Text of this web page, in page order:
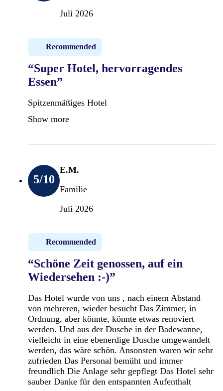
Juli 2026
Recommended
“Super Hotel, hervorragendes
Essen”
Spitzenmäßiges Hotel
Show more
5/10
E.M.
Familie
Juli 2026
Recommended
“Schöne Zeit genossen, auf ein
Wiedersehen :-)”
Das Hotel wurde von uns , nach einem Abstand
von mehreren, wieder besucht Das Zimmer, in
Ordnung, aber könnte, könnte etwas renoviert
werden. Und aus der Dusche in der Badewanne,
vielleicht in eine ebenerdige Dusche umgewandelt
werden, das wäre schön. Ansonsten waren wir sehr
zufrieden Das Personal bemüht und immer
freundlich Die Anlage sehr gepflegt Das Hotel sehr
sauber Danke für den entspannten Aufenthalt